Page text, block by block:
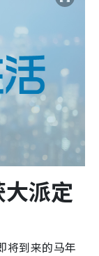
派定
将到来的马年